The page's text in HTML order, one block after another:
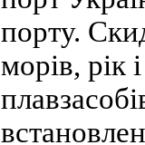
порту.
морів, рік